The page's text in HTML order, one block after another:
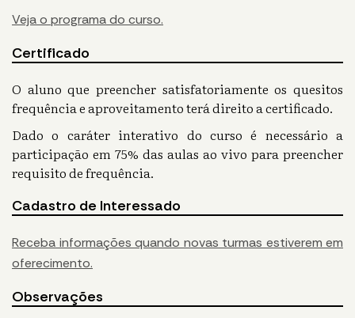
Veja o programa do curso.
Certificado
O aluno que preencher satisfatoriamente os quesitos
frequência e aproveitamento terá direito a certificado.
Dado o caráter interativo do curso é necessário a
participação em 75% das aulas ao vivo para preencher
requisito de frequência.
Cadastro de Interessado
Receba informações quando novas turmas estiverem em
oferecimento.
Observações